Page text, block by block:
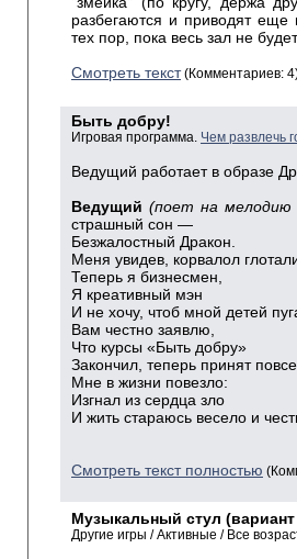
разбегаются и приводят еще
тех пор, пока весь зал не
Смотреть текст(Комментариев:
Быть добру!
Игровая программа. Чем развлечь
Ведущий работает в образе
Ведущий (поет на мелодию
страшный сон —
Безжалостный Дракон.
Меня увидев, корвалол
Теперь я бизнесмен,
Я креативный мэн
И не хочу, чтоб мной детей
Вам честно заявлю,
Что курсы «Быть добру»
Закончил, теперь принят
Мне в жизни повезло:
Изгнал из сердца зло
И жить стараюсь весело и
Смотреть текст полностью
Музыкальный стул (вариант
Другие игры / Активные / Все